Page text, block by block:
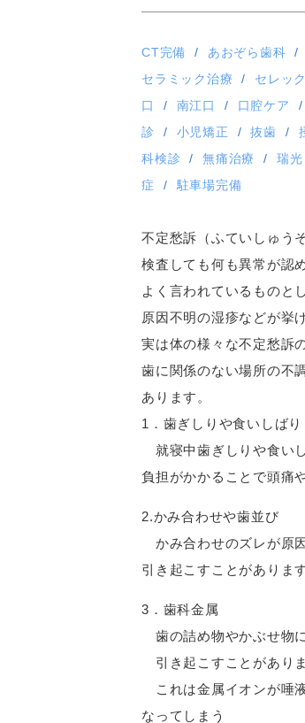
CT完備 あおぞら歯科
セラミック治療
セレック
口
南江口 口腔ケア
診
小児矯正 抜歯
科検診
無痛治療 瑞光
症
駐車場完備
不定愁訴（ふていしゅう
検査しても何も異常が認
よく言われているものと
原因不明の湿疹などが挙
実は体の様々な不定愁訴
歯に関係のない場所の不
あります。
1．歯ぎしりや食いしばり
就寝中歯ぎしりや食い
負担がかかることで頭痛
2.かみ合わせや歯並び
かみ合わせのズレが原
引き起こすことがあります
3．歯科金属
歯の詰め物やかぶせ物
引き起こすことがありま
これは金属イオンが唾
なってしまう